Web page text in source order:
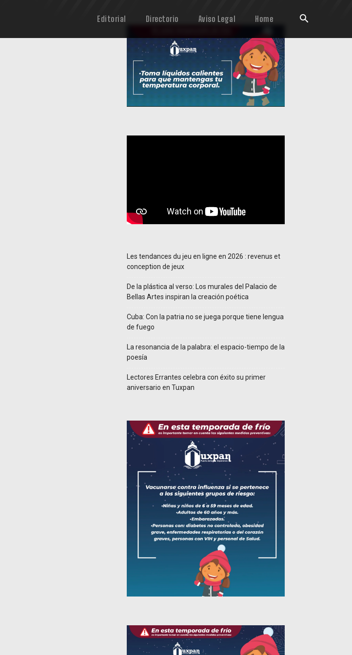
Editorial Directorio Aviso Legal Home
Les tendances du jeu en ligne en 2026 : revenus et
conception de jeux
De la plástica al verso: Los murales del Palacio de
Bellas Artes inspiran la creación poética
Cuba: Con la patria no se juega porque tiene lengua
de fuego
La resonancia de la palabra: el espacio-tiempo de la
poesía
Lectores Errantes celebra con éxito su primer
aniversario en Tuxpan